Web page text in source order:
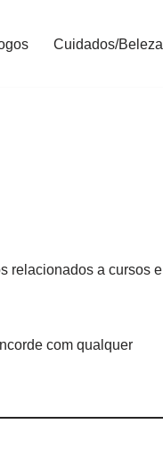
Cuidados/Beleza
relacionados a cursos e
com qualquer